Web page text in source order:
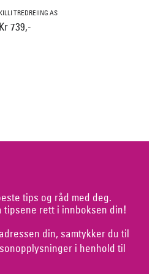
TREDREIING AS
Kr 739,-
tips og råd med deg.
tipsene rett i innboksen din!
din, samtykker du til
i henhold til